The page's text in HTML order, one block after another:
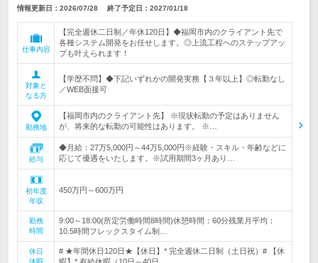
情報更新日：2026/07/28 終了予定日： 2027/01/18
仕事内容
【完全週休二日制／年休120日】◆福岡市内のクライアント先で
各種システム開発をお任せします。◎上流工程へのステップアッ
プも叶えられます！
対象と
なる方
【学歴不問】◆下記いずれかの開発実務【３年以上】◎転勤なし
／WEB面接可
勤務地
【福岡市内のクライアント先】 ※現状転勤の予定はありません
が、将来的な転勤の可能性はあります。 ※…
給与
◆月給：27万5,000円～44万5,000円※経験・スキル・年齢などに
応じて優遇をいたします。※試用期間3ヶ月あり…
初年度
年収
450万円～600万円
勤務
時間
9:00～18:00(所定労働時間8時間)休憩時間：60分残業月平均：
10.5時間フレックスタイム制…
休日
休暇
# ★年間休日120日★【休日】* 完全週休二日制（土日祝）# 【休